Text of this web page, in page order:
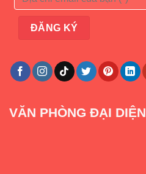
VĂN PHÒNG ĐẠI DIỆN